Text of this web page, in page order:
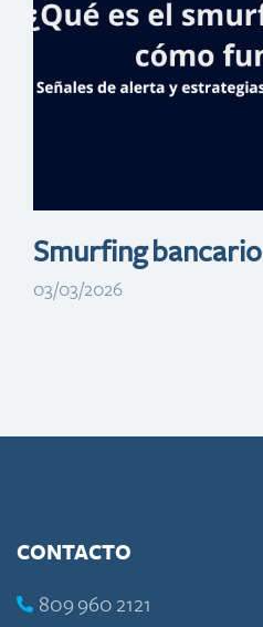
Smurfing bancario
03/03/2026
CONTACTO
809 960 2121